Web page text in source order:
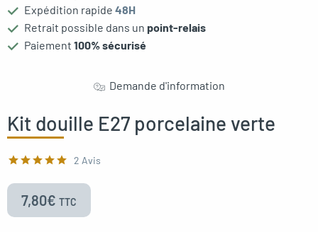
Expédition rapide 48H
Retrait possible dans un point-relais
Paiement 100% sécurisé
Demande d'information
Kit douille E27 porcelaine verte
2 Avis
7,80€ TTC
menu
menu